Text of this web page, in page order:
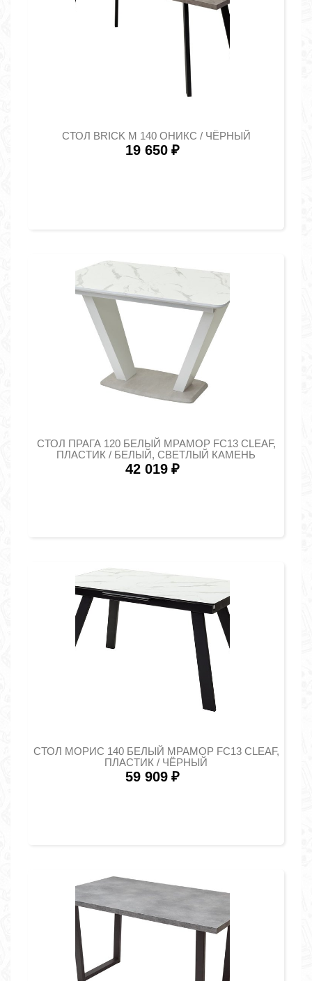
СТОЛ BRICK M 140 ОНИКС / ЧЁРНЫЙ
19 650 ₽
СТОЛ ПРАГА 120 БЕЛЫЙ МРАМОР FC13 CLEAF,
ПЛАСТИК / БЕЛЫЙ, СВЕТЛЫЙ КАМЕНЬ
42 019 ₽
СТОЛ МОРИС 140 БЕЛЫЙ МРАМОР FC13 CLEAF,
ПЛАСТИК / ЧЁРНЫЙ
59 909 ₽